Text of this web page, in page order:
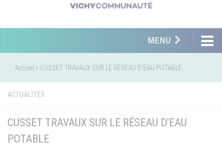
MENU
Accueil » CUSSET TRAVAUX SUR LE RÉSEAU D’EAU POTABLE
ACTUALITÉS
CUSSET TRAVAUX SUR LE RÉSEAU D’EAU
POTABLE